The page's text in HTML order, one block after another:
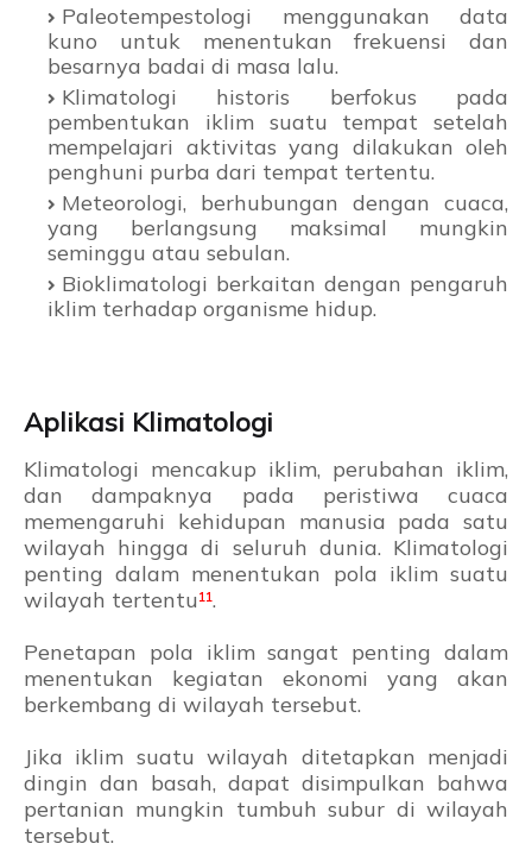
Paleotempestologi menggunakan data
kuno untuk menentukan frekuensi dan
besarnya badai di masa lalu.
Klimatologi historis berfokus pada
pembentukan iklim suatu tempat setelah
mempelajari aktivitas yang dilakukan oleh
penghuni purba dari tempat tertentu.
Meteorologi, berhubungan dengan cuaca,
yang berlangsung maksimal mungkin
seminggu atau sebulan.
Bioklimatologi berkaitan dengan pengaruh
iklim terhadap organisme hidup.
Aplikasi Klimatologi
Klimatologi mencakup iklim, perubahan iklim,
dan dampaknya pada peristiwa cuaca
memengaruhi kehidupan manusia pada satu
wilayah hingga di seluruh dunia. Klimatologi
penting dalam menentukan pola iklim suatu
wilayah tertentu¹¹.
Penetapan pola iklim sangat penting dalam
menentukan kegiatan ekonomi yang akan
berkembang di wilayah tersebut.
Jika iklim suatu wilayah ditetapkan menjadi
dingin dan basah, dapat disimpulkan bahwa
pertanian mungkin tumbuh subur di wilayah
tersebut.